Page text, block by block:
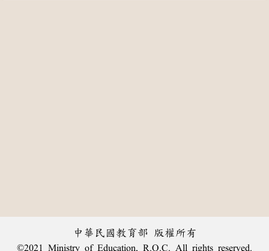
中華民國教育部 版權所有
©2021 Ministry of Education, R.O.C. All rights reserved.